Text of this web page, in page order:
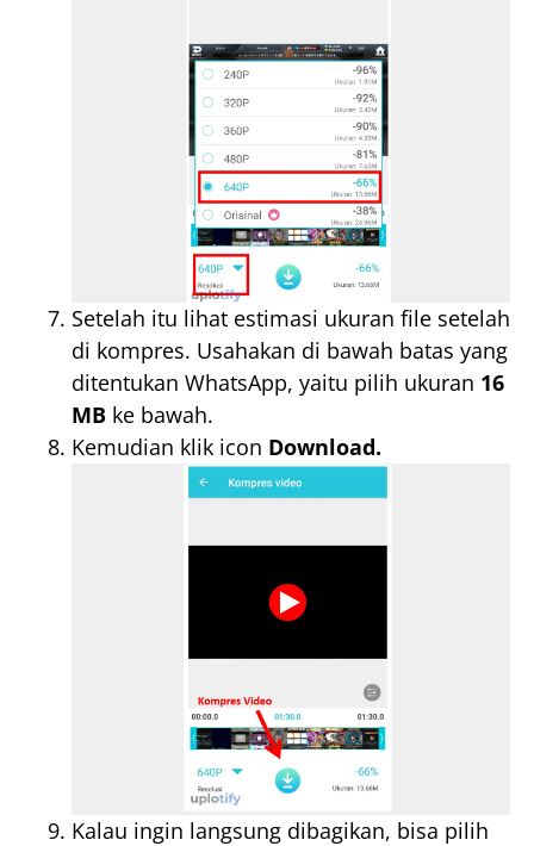
Setelah itu lihat estimasi ukuran file setelah
di kompres. Usahakan di bawah batas yang
ditentukan WhatsApp, yaitu pilih ukuran 16
MB ke bawah.
Kemudian klik icon Download.
Kalau ingin langsung dibagikan, bisa pilih